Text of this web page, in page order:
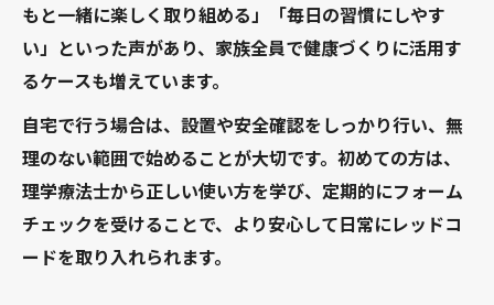
もと一緒に楽しく取り組める」「毎日の習慣にしやす
い」といった声があり、家族全員で健康づくりに活用す
るケースも増えています。
自宅で行う場合は、設置や安全確認をしっかり行い、無
理のない範囲で始めることが大切です。初めての方は、
理学療法士から正しい使い方を学び、定期的にフォーム
チェックを受けることで、より安心して日常にレッドコ
ードを取り入れられます。